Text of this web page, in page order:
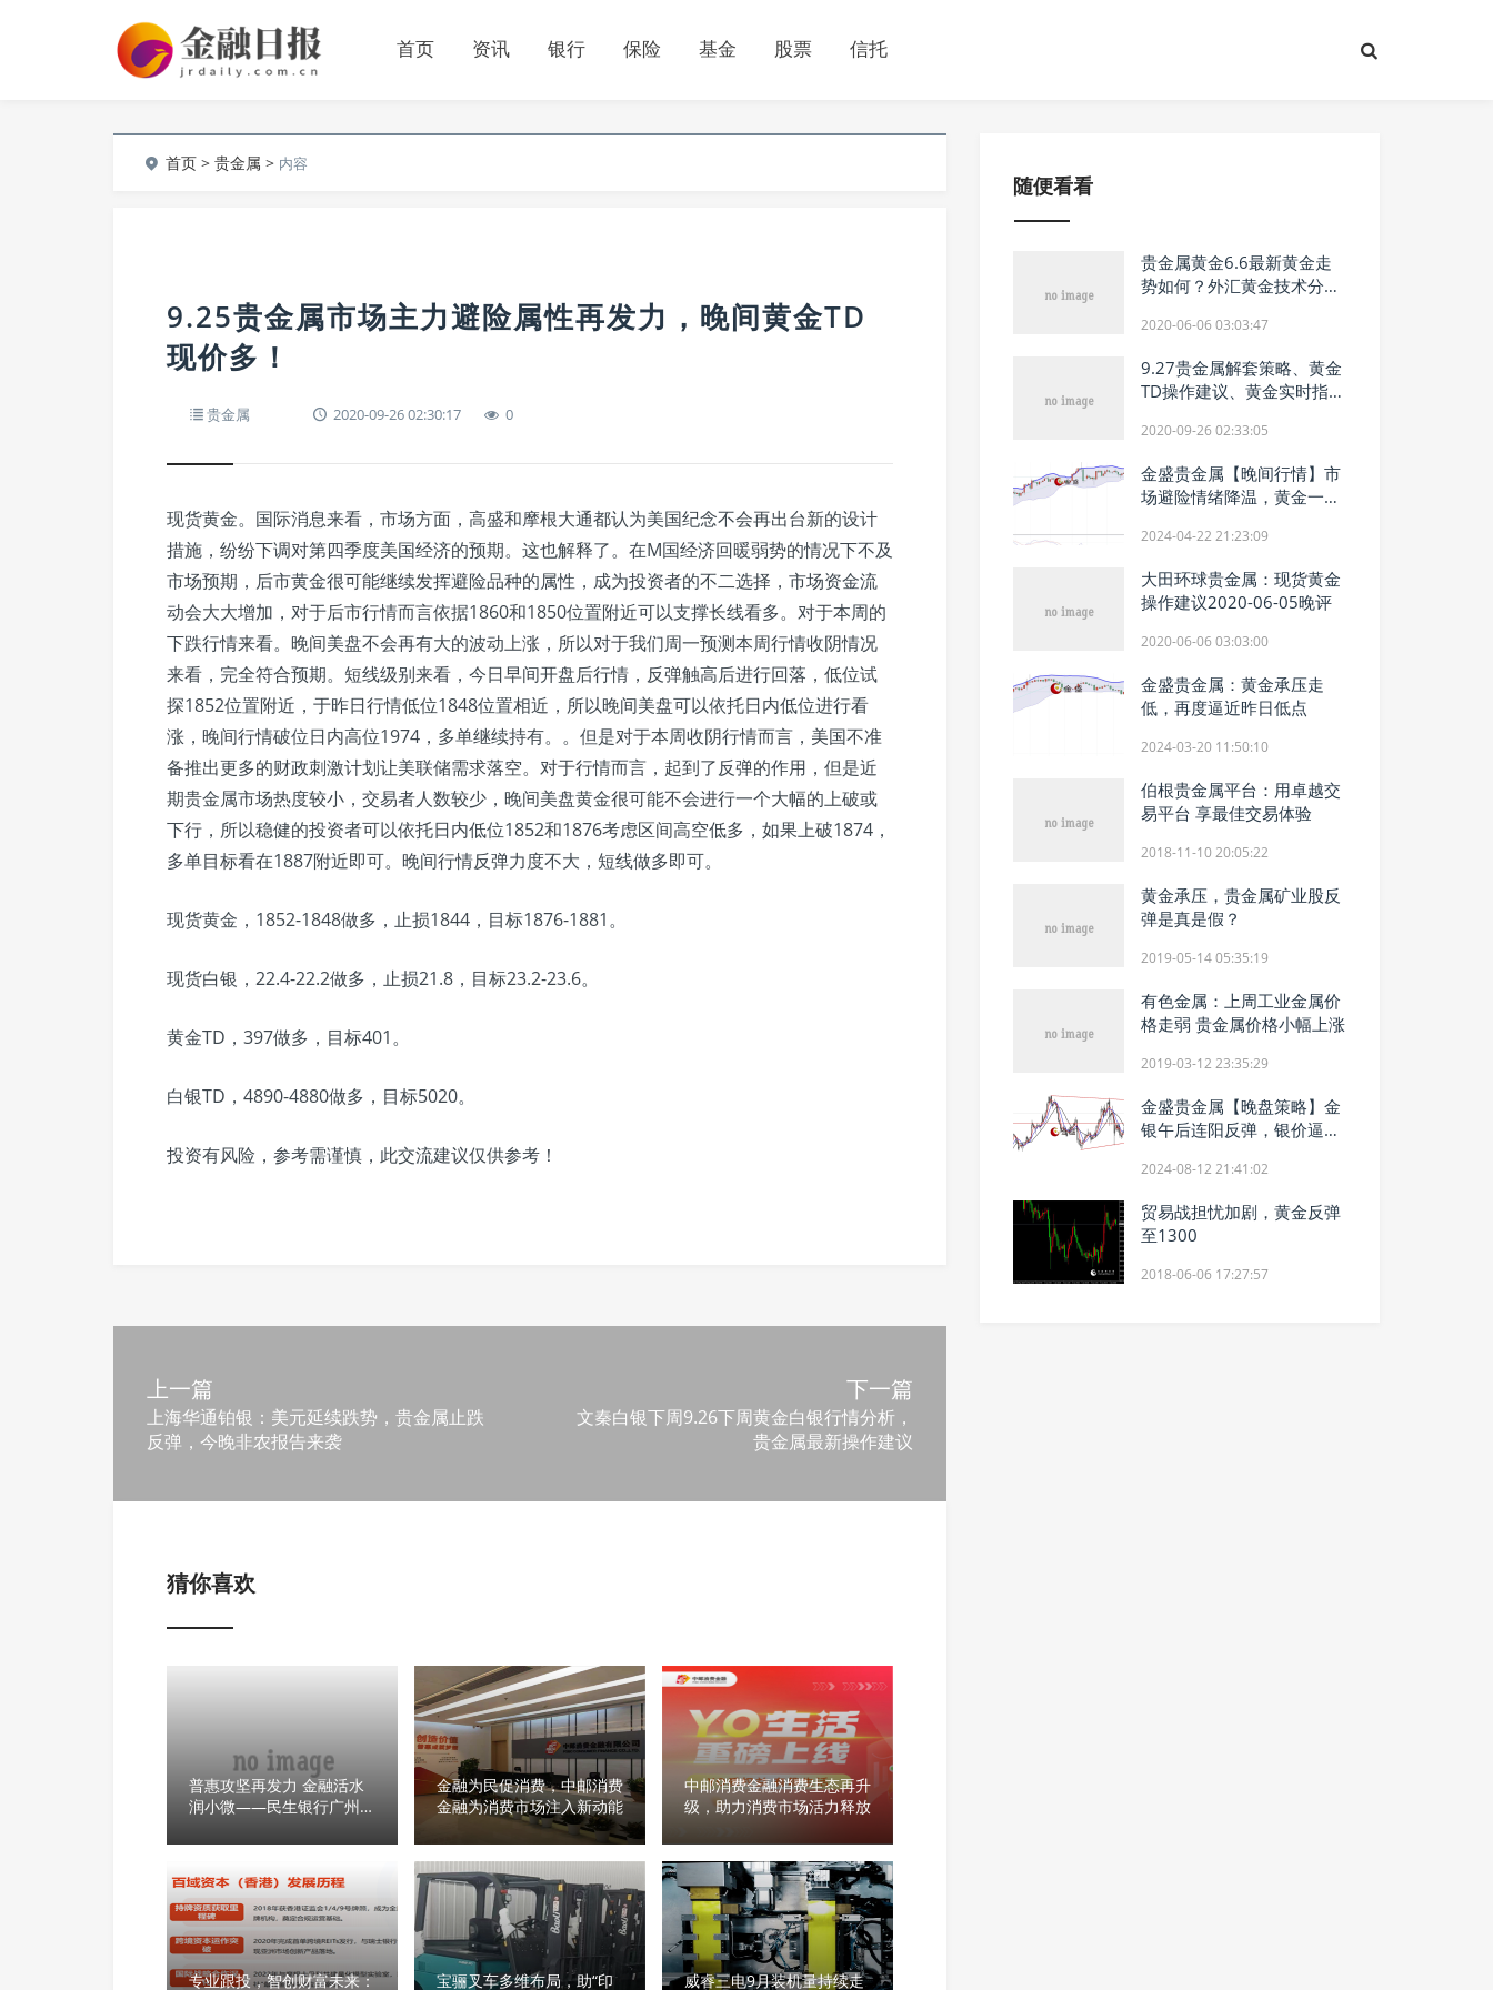
首页 资讯 银行 保险 基金 股票 信托
首页 >贵金属 > 内容
9.25贵金属市场主力避险属性再发力，晚间黄金TD
现价多！
贵金属 2020-09-26 02:30:17 0
现货黄金。国际消息来看，市场方面，高盛和摩根大通都认为美国纪念不会再出台新的设计
措施，纷纷下调对第四季度美国经济的预期。这也解释了。在M国经济回暖弱势的情况下不及
市场预期，后市黄金很可能继续发挥避险品种的属性，成为投资者的不二选择，市场资金流
动会大大增加，对于后市行情而言依据1860和1850位置附近可以支撑长线看多。对于本周的
下跌行情来看。晚间美盘不会再有大的波动上涨，所以对于我们周一预测本周行情收阴情况
来看，完全符合预期。短线级别来看，今日早间开盘后行情，反弹触高后进行回落，低位试
探1852位置附近，于昨日行情低位1848位置相近，所以晚间美盘可以依托日内低位进行看
涨，晚间行情破位日内高位1974，多单继续持有。。但是对于本周收阴行情而言，美国不准
备推出更多的财政刺激计划让美联储需求落空。对于行情而言，起到了反弹的作用，但是近
期贵金属市场热度较小，交易者人数较少，晚间美盘黄金很可能不会进行一个大幅的上破或
下行，所以稳健的投资者可以依托日内低位1852和1876考虑区间高空低多，如果上破1874，
多单目标看在1887附近即可。晚间行情反弹力度不大，短线做多即可。
现货黄金，1852-1848做多，止损1844，目标1876-1881。
现货白银，22.4-22.2做多，止损21.8，目标23.2-23.6。
黄金TD，397做多，目标401。
白银TD，4890-4880做多，目标5020。
投资有风险，参考需谨慎，此交流建议仅供参考！
上一篇
上海华通铂银：美元延续跌势，贵金属止跌
反弹，今晚非农报告来袭
下一篇
文秦白银下周9.26下周黄金白银行情分析，
贵金属最新操作建议
猜你喜欢
普惠攻坚再发力 金融活水
润小微——民生银行广州分
对接专场活动
金融为民促消费，中邮消费
金融为消费市场注入新动能
中邮消费金融消费生态再升
级，助力消费市场活力释放
专业跟投，智创财富未来： 宝骊叉车多维布局，助“印 威睿三电9月装机量持续走
随便看看
贵金属黄金6.6最新黄金走
势如何？外汇黄金技术分析
2020-06-06 03:03:47
9.27贵金属解套策略、黄金
TD操作建议、黄金实时指导
2020-09-26 02:33:05
金盛贵金属【晚间行情】市
场避险情绪降温，黄金一度
2024-04-22 21:23:09
大田环球贵金属：现货黄金
操作建议2020-06-05晚评
2020-06-06 03:03:00
金盛贵金属：黄金承压走
低，再度逼近昨日低点
2024-03-20 11:50:10
伯根贵金属平台：用卓越交
易平台 享最佳交易体验
2018-11-10 20:05:22
黄金承压，贵金属矿业股反
弹是真是假？
2019-05-14 05:35:19
有色金属：上周工业金属价
格走弱 贵金属价格小幅上涨
2019-03-12 23:35:29
金盛贵金属【晚盘策略】金
银午后连阳反弹，银价逼近
2024-08-12 21:41:02
贸易战担忧加剧，黄金反弹
至1300
2018-06-06 17:27:57